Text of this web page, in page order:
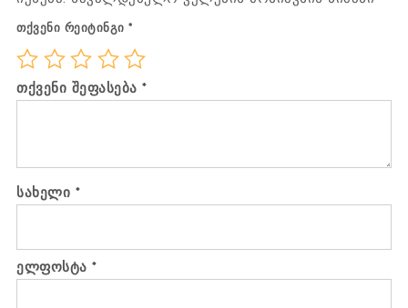
თქვენი რეიტინგი*
თქვენი შეფასება*
სახელი *
ელფოსტა*